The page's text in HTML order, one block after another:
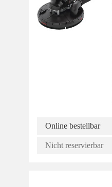
Online bestellbar
Nicht reservierbar